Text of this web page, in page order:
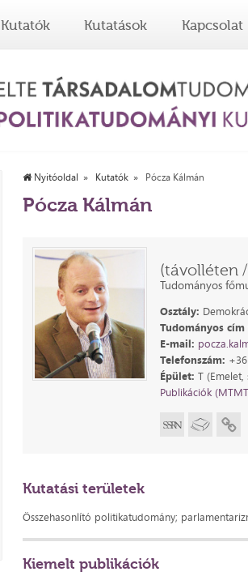
Kutatók Kutatások Kapcsolat
Nyitóoldal Kutatók Pócza Kálmán
Pócza Kálmán
(távolléten
Tudományos
Osztály:
Tudományos
E-mail:
Telefonszám:
Épület: T (Emelet,
Publikációk
Kutatási területek
Összehasonlító politikatudomány;
Kiemelt publikációk